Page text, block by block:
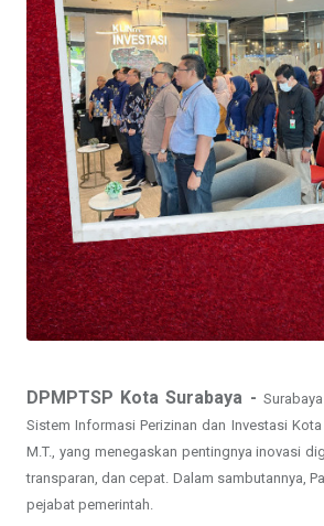
DPMPTSP Kota Surabaya -
Sistem Informasi Perizinan dan Investasi Kota
M.T., yang menegaskan pentingnya inovasi
transparan, dan cepat. Dalam sambutannya,
pejabat pemerintah.